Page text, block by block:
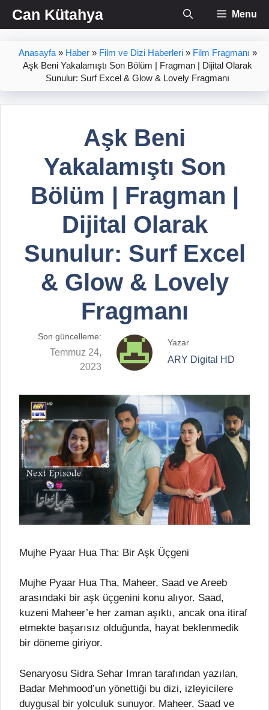
İçeriğe
atlaCan Kütahya Menu
Anasayfa» Haber» Film ve Dizi Haberleri» Film Fragmanı »
Aşk Beni Yakalamıştı Son Bölüm | Fragman | Dijital Olarak
Sunulur: Surf Excel & Glow & Lovely Fragmanı
Aşk Beni
Yakalamıştı Son
Bölüm | Fragman |
Dijital Olarak
Sunulur: Surf Excel
& Glow & Lovely
Fragmanı
Son güncelleme:
Temmuz 24,
2023
Yazar
ARY Digital HD
Mujhe Pyaar Hua Tha: Bir Aşk Üçgeni
Mujhe Pyaar Hua Tha, Maheer, Saad ve Areeb
arasındaki bir aşk üçgenini konu alıyor. Saad,
kuzeni Maheer’e her zaman aşıktı, ancak ona itiraf
etmekte başarısız olduğunda, hayat beklenmedik
bir döneme giriyor.
Senaryosu Sidra Sehar Imran tarafından yazılan,
Badar Mehmood’un yönettiği bu dizi, izleyicilere
duygusal bir yolculuk sunuyor. Maheer, Saad ve